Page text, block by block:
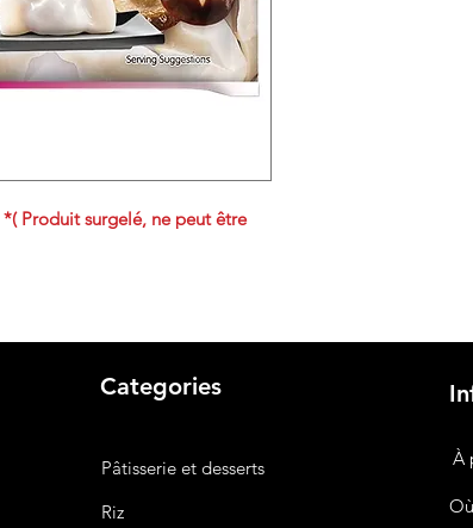
*( Produit surgelé, ne peut être
Categories
Pâtisserie et desserts
Riz
À